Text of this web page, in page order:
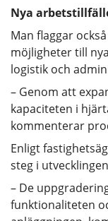
Nya
Man flaggar
möjligheter till
logistik och
– Genom att
kapaciteten i
kommenterar
Enligt
steg i
– De
funktionaliteten